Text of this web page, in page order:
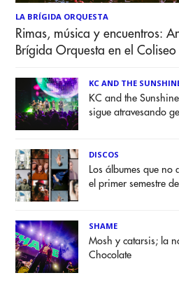
LA BRÍGIDA ORQUESTA
Rimas, música y encuentros:
Brígida Orquesta en el Coliseo
KC AND THE
KC and the
sigue atravesando
DISCOS
Los álbumes que no
el primer semestre
SHAME
Mosh y catarsis; la
Chocolate